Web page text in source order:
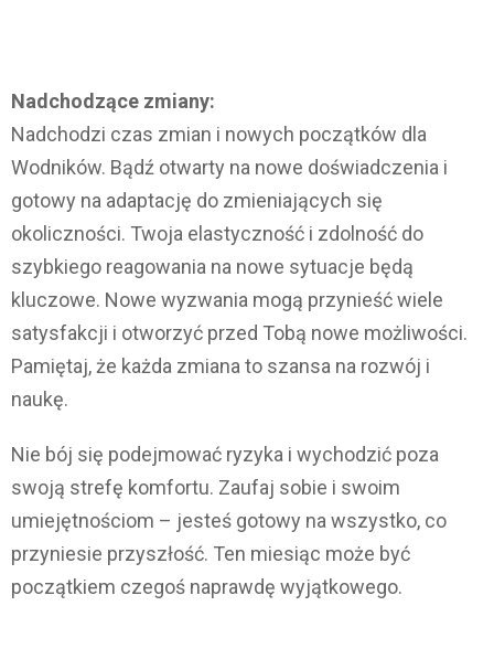
Nadchodzące zmiany:
Nadchodzi czas zmian i nowych początków dla
Wodników. Bądź otwarty na nowe doświadczenia i
gotowy na adaptację do zmieniających się
okoliczności. Twoja elastyczność i zdolność do
szybkiego reagowania na nowe sytuacje będą
kluczowe. Nowe wyzwania mogą przynieść wiele
satysfakcji i otworzyć przed Tobą nowe możliwości.
Pamiętaj, że każda zmiana to szansa na rozwój i
naukę.
Nie bój się podejmować ryzyka i wychodzić poza
swoją strefę komfortu. Zaufaj sobie i swoim
umiejętnościom – jesteś gotowy na wszystko, co
przyniesie przyszłość. Ten miesiąc może być
początkiem czegoś naprawdę wyjątkowego.